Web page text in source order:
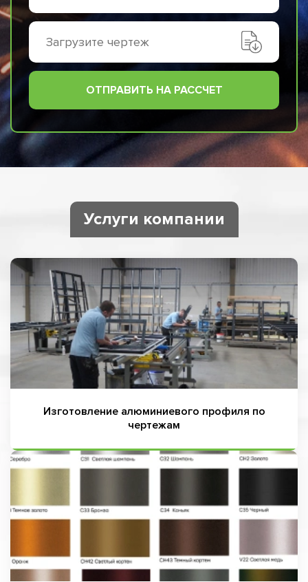
Загрузите чертеж
ОТПРАВИТЬ НА РАССЧЕТ
Услуги компании
Изготовление алюминиевого профиля по
чертежам